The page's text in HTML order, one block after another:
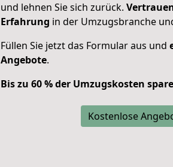
und lehnen Sie sich zurück.
Erfahrung in der Umzugsbranche
Füllen Sie jetzt das Formular aus und
Angebote.
Bis zu 60 % der Umzugskosten
Kostenlose